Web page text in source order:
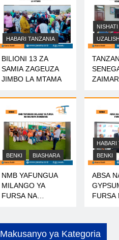
HABARI TANZANIA
BILIONI 13 ZA
SAMIA ZAGEUZA
JIMBO LA MTAMA
NISHATI
NISHATI
BENKI BIASHARA
NMB YAFUNGUA
MILANGO YA
FURSA NA
HABARI
BENKI
ABSA
FURSA
Makusanyo ya Kategoria